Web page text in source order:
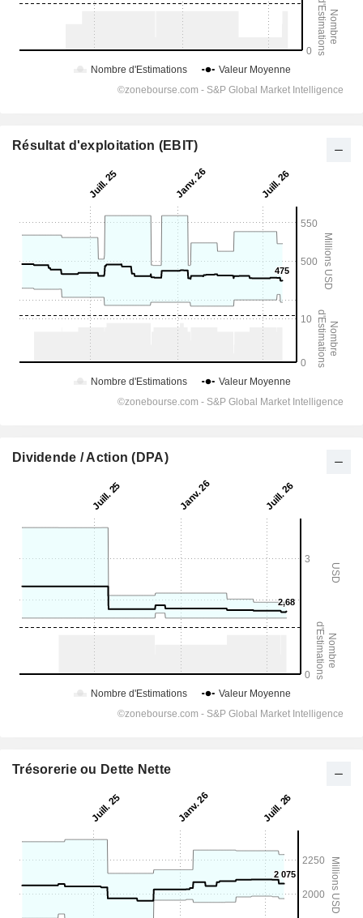
Résultat d'exploitation (EBIT)
Dividende / Action (DPA)
Trésorerie ou Dette Nette